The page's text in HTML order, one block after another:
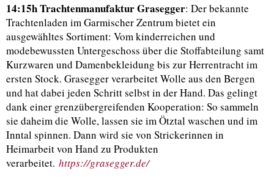
14:15h Trachtenmanufaktur Grasegger: Der bekannte
Trachtenladen im Garmischer Zentrum bietet ein
ausgewähltes Sortiment: Vom kinderreichen und
modebewussten Untergeschoss über die Stoffabteilung samt
Kurzwaren und Damenbekleidung bis zur Herrentracht im
ersten Stock. Grasegger verarbeitet Wolle aus den Bergen
und hat dabei jeden Schritt selbst in der Hand. Das gelingt
dank einer grenzübergreifenden Kooperation: So sammeln
sie daheim die Wolle, lassen sie im Ötztal waschen und im
Inntal spinnen. Dann wird sie von Strickerinnen in
Heimarbeit von Hand zu Produkten
verarbeitet. https://grasegger.de/